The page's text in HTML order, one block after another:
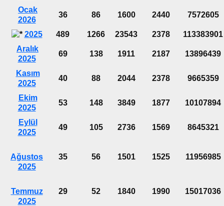
Ocak
2026
36 86 1600 2440 7572605
2025 489 1266 23543 2378
113383901
Aralık
2025
69 138 1911 2187 13896439
Kasım
2025
40 88 2044 2378 9665359
Ekim
2025
53 148 3849 1877 10107894
Eylül
2025
49 105 2736 1569 8645321
Ağustos
2025
35 56 1501 1525 11956985
Temmuz
2025
29 52 1840 1990 15017036